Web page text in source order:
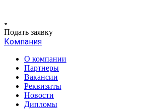
Подать заявку
Компания
О компании
Партнеры
Вакансии
Реквизиты
Новости
Дипломы